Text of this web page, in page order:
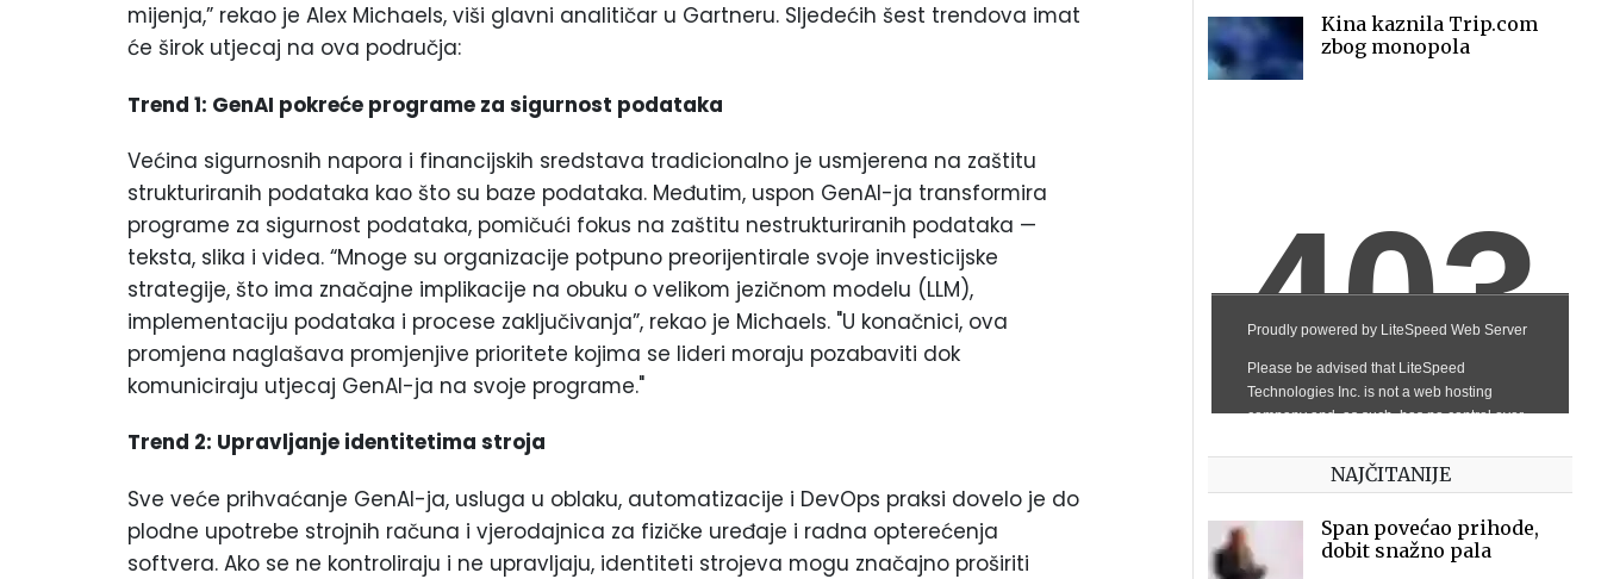
mijenja,” rekao je Alex Michaels, viši glavni analitičar u Gartneru. Sljedećih šest trendova imat
će širok utjecaj na ova područja:
Trend 1: GenAI pokreće programe za sigurnost podataka
Većina sigurnosnih napora i financijskih sredstava tradicionalno je usmjerena na zaštitu
strukturiranih podataka kao što su baze podataka. Međutim, uspon GenAI-ja transformira
programe za sigurnost podataka, pomičući fokus na zaštitu nestrukturiranih podataka —
teksta, slika i videa. “Mnoge su organizacije potpuno preorijentirale svoje investicijske
strategije, što ima značajne implikacije na obuku o velikom jezičnom modelu (LLM),
implementaciju podataka i procese zaključivanja”, rekao je Michaels. "U konačnici, ova
promjena naglašava promjenjive prioritete kojima se lideri moraju pozabaviti dok
komuniciraju utjecaj GenAI-ja na svoje programe."
Trend 2: Upravljanje identitetima stroja
Sve veće prihvaćanje GenAI-ja, usluga u oblaku, automatizacije i DevOps praksi dovelo je do
plodne upotrebe strojnih računa i vjerodajnica za fizičke uređaje i radna opterećenja
softvera. Ako se ne kontroliraju i ne upravljaju, identiteti strojeva mogu značajno proširiti
Kina kaznila Trip.com
zbog monopola
NAJČITANIJE
Span povećao prihode,
dobit snažno pala